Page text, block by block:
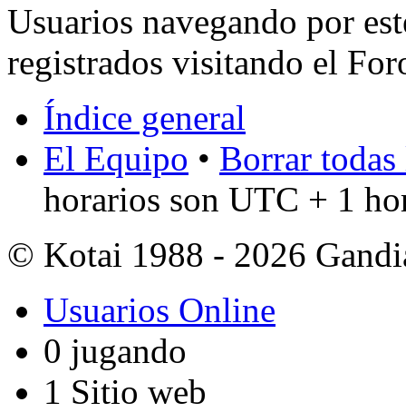
Usuarios navegando por
registrados visitando el
Índice general
El Equipo • Borrar
horarios son UTC + 1
© Kotai 1988 - 2026
Usuarios Online
0 jugando
1 Sitio web